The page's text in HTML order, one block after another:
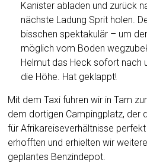
Kanister abladen und zurück
nächste Ladung Sprit holen.
bisschen spektakulär – um
möglich vom Boden
Helmut das Heck sofort nach
die Höhe. Hat geklappt!
Mit dem Taxi fuhren wir in Tam
dem dortigen Campingplatz, der
für Afrikareiseverhältnisse
erhofften und erhielten wir
geplantes Benzindepot.